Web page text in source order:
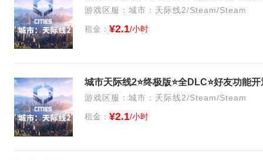
游戏区服：城市：天际线2/Steam/Steam
租金： ¥2.1/小时
城市天际线2⭐终极版⭐全DLC⭐好友功能
游戏区服：城市：天际线2/Steam/Steam
租金： ¥2.1/小时